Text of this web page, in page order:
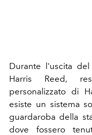
Durante l'uscita
Harris Reed,
personalizzato di
esiste un sistema
guardaroba della
dove fossero